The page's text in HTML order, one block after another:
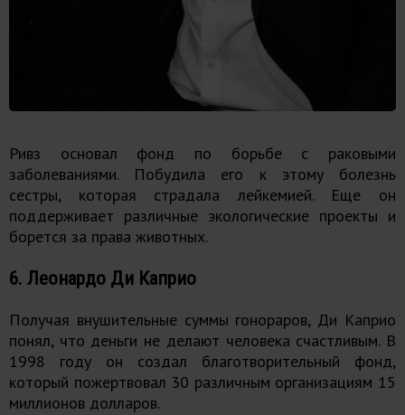
Ривз основал фонд по борьбе с раковыми
заболеваниями. Побудила его к этому болезнь
сестры, которая страдала лейкемией. Еще он
поддерживает различные экологические проекты и
борется за права животных.
6. Леонардо Ди Каприо
Получая внушительные суммы гонораров, Ди Каприо
понял, что деньги не делают человека счастливым. В
1998 году он создал благотворительный фонд,
который пожертвовал 30 различным организациям 15
миллионов долларов.